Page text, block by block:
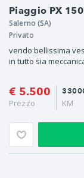
Piaggio PX
Salerno (SA)
Privato
vendo bellissima
in tutto sia
€ 5.500
Prezzo
KM